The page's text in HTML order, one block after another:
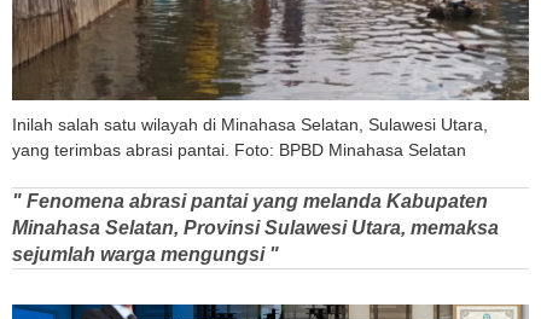
Inilah salah satu wilayah di Minahasa Selatan, Sulawesi Utara,
yang terimbas abrasi pantai. Foto: BPBD Minahasa Selatan
" Fenomena abrasi pantai yang melanda Kabupaten
Minahasa Selatan, Provinsi Sulawesi Utara, memaksa
sejumlah warga mengungsi "